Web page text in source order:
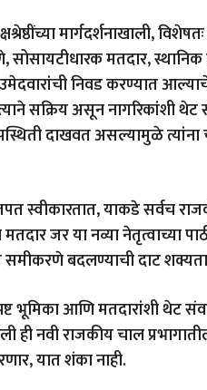
मार्गदर्शनाखाली,
मतदार,
निवड करण्यात
सक्रिय असून नागरिकांशी
दाखवत असल्यामुळे त्यांना
स्वीकारतात, याकडे सर्वच
जर या नव्या नेतृत्वाच्या
बदलण्याची दाट
भूमिका आणि मतदारांशी थेट
ही नवी राजकीय चाल
यात शंका नाही.